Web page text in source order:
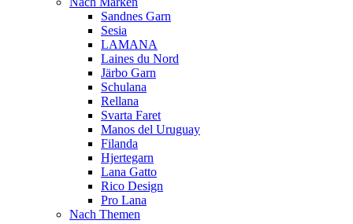
Sandnes Garn
Sesia
LAMANA
Laines du Nord
Järbo Garn
Schulana
Rellana
Svarta Faret
Manos del Uruguay
Filanda
Hjertegarn
Lana Gatto
Rico Design
Pro Lana
Nach Themen